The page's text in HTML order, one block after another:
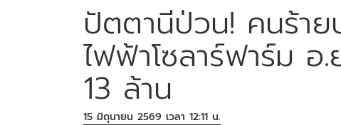
ปัตตานีป่วน! คนร้าย
ไฟฟ้าโซลาร์ฟาร์ม อ
13 ล้าน
15 มิถุนายน 2569 เวลา 12:11 น.